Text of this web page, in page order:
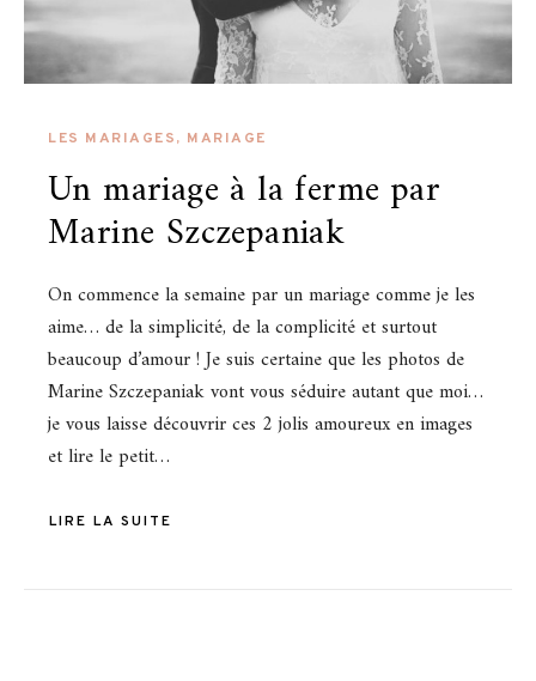
LES MARIAGES, MARIAGE
Un mariage à la ferme par
Marine Szczepaniak
On commence la semaine par un mariage comme je les
aime… de la simplicité, de la complicité et surtout
beaucoup d’amour ! Je suis certaine que les photos de
Marine Szczepaniak vont vous séduire autant que moi…
je vous laisse découvrir ces 2 jolis amoureux en images
et lire le petit…
LIRE LA SUITE